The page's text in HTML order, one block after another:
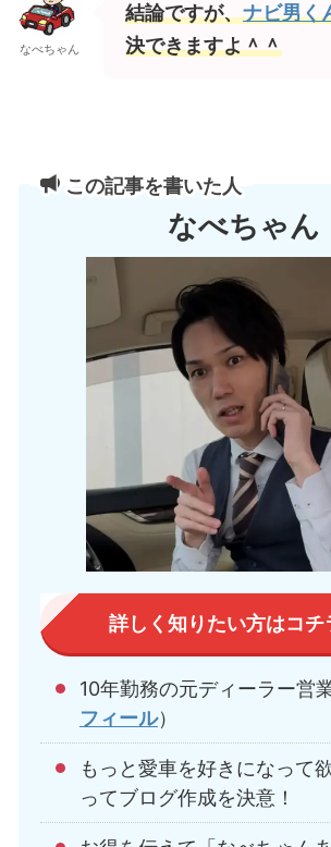
なべちゃん
結論ですが、ナビ男く
決できますよ＾＾
この記事を書いた人
なべちゃん
詳しく知りたい方はコチ
10年勤務の元ディーラー営
フィール）
もっと愛車を好きになって
ってブログ作成を決意！